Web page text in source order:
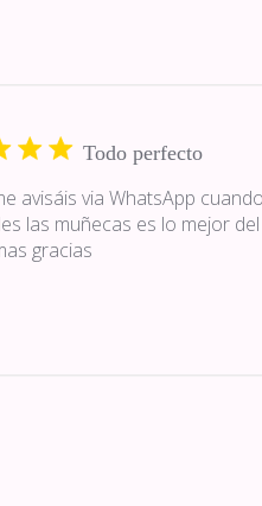
Todo perfecto
avisáis via WhatsApp
las muñecas es lo mejor
gracias